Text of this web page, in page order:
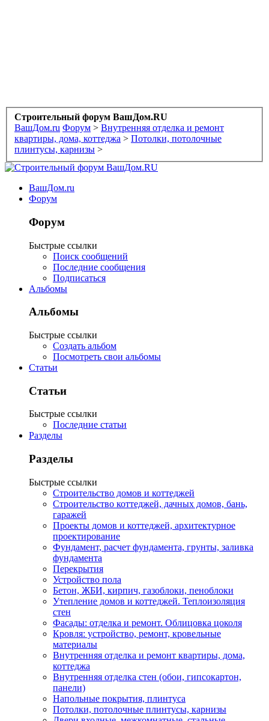
Строительный форум ВашДом.RU
ВашДом.ru Форум > Внутренняя отделка и ремонт
квартиры, дома, коттеджа > Потолки, потолочные
плинтусы, карнизы >
ВашДом.ru
Форум
Форум
Быстрые ссылки
Поиск сообщений
Последние сообщения
Подписаться
Альбомы
Альбомы
Быстрые ссылки
Создать альбом
Посмотреть свои альбомы
Статьи
Статьи
Быстрые ссылки
Последние статьи
Разделы
Разделы
Быстрые ссылки
Строительство домов и коттеджей
Строительство коттеджей, дачных домов, бань,
гаражей
Проекты домов и коттеджей, архитектурное
проектирование
Фундамент, расчет фундамента, грунты, заливка
фундамента
Перекрытия
Устройство пола
Бетон, ЖБИ, кирпич, газоблоки, пеноблоки
Утепление домов и коттеджей. Теплоизоляция
стен
Фасады: отделка и ремонт. Облицовка цоколя
Кровля: устройство, ремонт, кровельные
материалы
Внутренняя отделка и ремонт квартиры, дома,
коттеджа
Внутренняя отделка стен (обои, гипсокартон,
панели)
Напольные покрытия, плинтуса
Потолки, потолочные плинтусы, карнизы